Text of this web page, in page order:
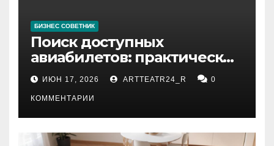
БИЗНЕС СОВЕТНИК
Поиск доступных
авиабилетов: практические
рекомендации
ИЮН 17, 2026 ARTTEATR24_R 0
КОММЕНТАРИИ